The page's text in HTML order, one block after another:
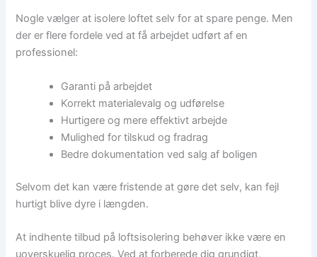
Nogle vælger at isolere loftet selv for at spare penge. Men
der er flere fordele ved at få arbejdet udført af en
professionel:
Garanti på arbejdet
Korrekt materialevalg og udførelse
Hurtigere og mere effektivt arbejde
Mulighed for tilskud og fradrag
Bedre dokumentation ved salg af boligen
Selvom det kan være fristende at gøre det selv, kan fejl
hurtigt blive dyre i længden.
At indhente tilbud på loftsisolering behøver ikke være en
uoverskuelig proces. Ved at forberede dig grundigt,